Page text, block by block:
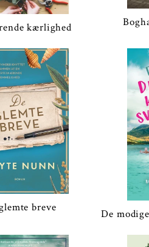
kærlighed
breve
De